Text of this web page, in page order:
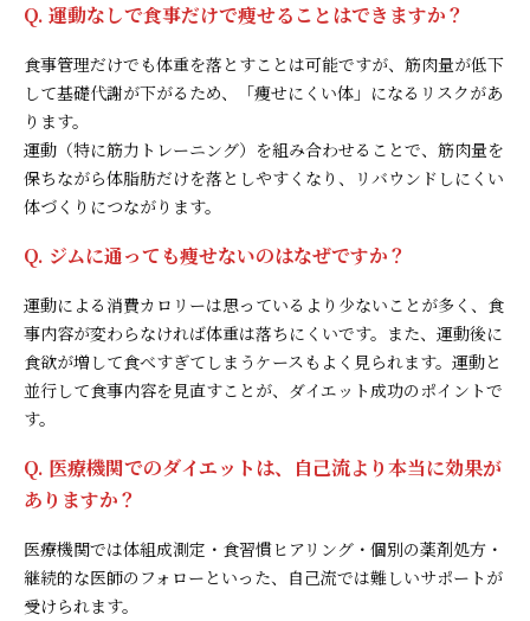
Q. 運動なしで食事だけで痩せることはできますか？
食事管理だけでも体重を落とすことは可能ですが、筋肉量が低下
して基礎代謝が下がるため、「痩せにくい体」になるリスクがあ
ります。
運動（特に筋力トレーニング）を組み合わせることで、筋肉量を
保ちながら体脂肪だけを落としやすくなり、リバウンドしにくい
体づくりにつながります。
Q. ジムに通っても痩せないのはなぜですか？
運動による消費カロリーは思っているより少ないことが多く、食
事内容が変わらなければ体重は落ちにくいです。また、運動後に
食欲が増して食べすぎてしまうケースもよく見られます。運動と
並行して食事内容を見直すことが、ダイエット成功のポイントで
す。
Q. 医療機関でのダイエットは、自己流より本当に効果が
ありますか？
医療機関では体組成測定・食習慣ヒアリング・個別の薬剤処方・
継続的な医師のフォローといった、自己流では難しいサポートが
受けられます。